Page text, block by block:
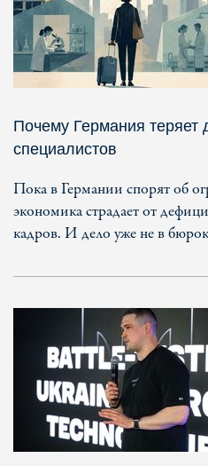
Почему Германия теряет
специалистов
Пока в Германии спорят об
экономика страдает от
кадров. И дело уже не в